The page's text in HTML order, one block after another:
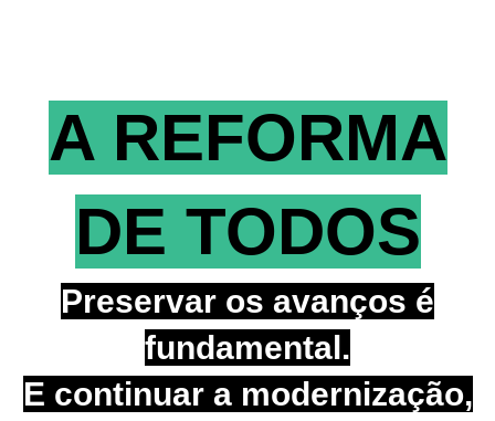
A REFORMA
DE TODOS
Preservar os avanços é
fundamental.
E continuar a modernização,